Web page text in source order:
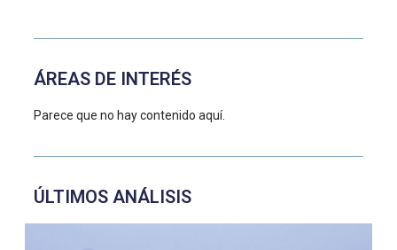
ÁREAS DE INTERÉS
Parece que no hay contenido aquí.
ÚLTIMOS ANÁLISIS